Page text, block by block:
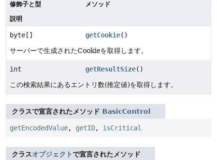
修飾子と型
メソッド
説明
byte[] getCookie()
サーバーで生成されたCookieを取得します。
int getResultSize()
この検索結果にあるエントリ数(推定値)を取得します。
クラスで宣言されたメソッド BasicControl
getEncodedValue, getID, isCritical
クラスオブジェクトで宣言されたメソッド